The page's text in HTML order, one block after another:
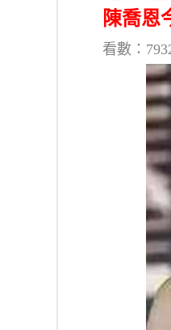
陳喬恩
看數：